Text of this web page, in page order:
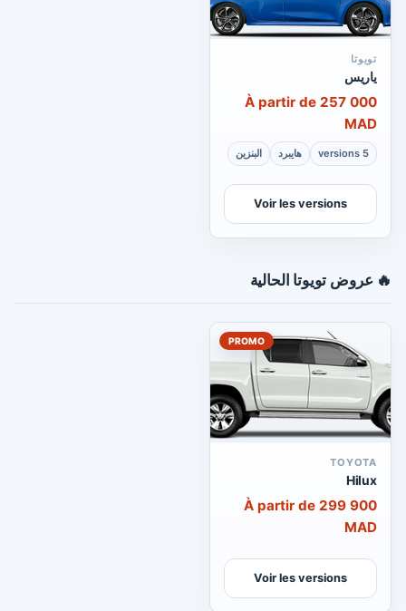
تويوتا
ياريس
À partir de 257 000
MAD
5 versions هايبرد البنزين
Voir les versions
🔥 عروض تويوتا الحالية
PROMO
TOYOTA
Hilux
À partir de 299 900
MAD
Voir les versions